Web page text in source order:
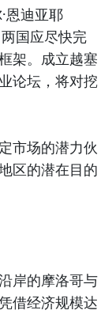
恩迪亚耶
国应尽快完
架。成立越塞
论坛，将对挖
市场的潜力伙
区的潜在目的
岸的摩洛哥与
借经济规模达